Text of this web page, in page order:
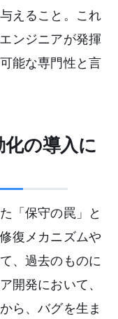
えること。これ
ンジニアが発揮
能な専門性と言
の導入に
「保守の罠」と
復メカニズムや
、過去のものに
開発において、
ら、バグを生ま